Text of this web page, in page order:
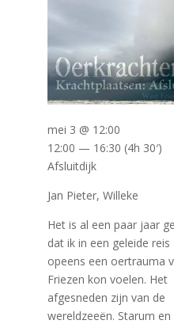
Het is al een paar jaar
dat ik in een geleide reis
opeens een oertrauma
Friezen kon voelen. Het
afgesneden zijn van de
wereldzeeën. Starum en
mei 3 @ 12:00
12:00 — 16:30 (4h 30′)
Afsluitdijk
Jan Pieter, Willeke